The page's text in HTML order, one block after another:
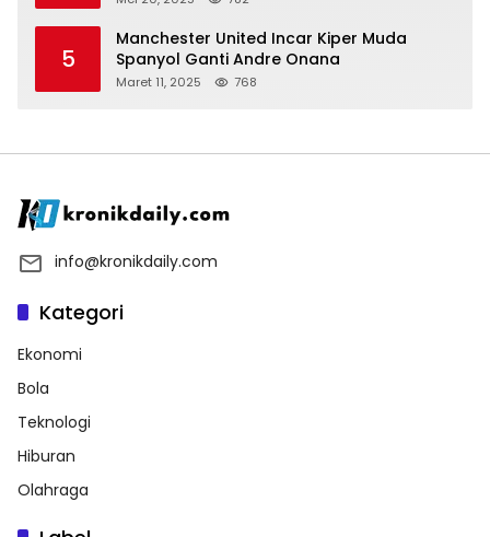
5
Manchester United Incar Kiper Muda
Spanyol Ganti Andre Onana
Maret 11, 2025 768
info@kronikdaily.com
Kategori
Ekonomi
Bola
Teknologi
Hiburan
Olahraga